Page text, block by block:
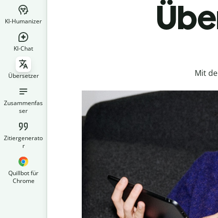
KI-Humanizer
KI-Chat
Übersetzer
Zusammenfas
ser
Zitiergenerato
r
Quillbot für
Chrome
Mit